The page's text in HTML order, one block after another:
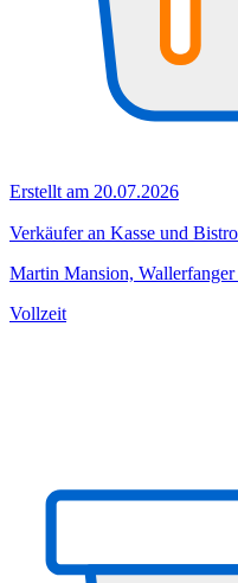
Erstellt am 20.07.2026
Verkäufer an Kasse und
Martin Mansion,
Vollzeit